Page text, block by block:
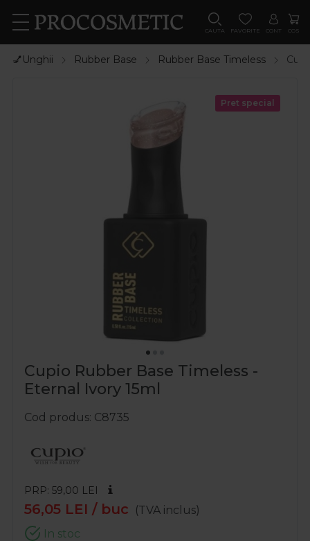
CAUTA FAVORITE CONT COS
💅Unghii Rubber Base Rubber Base Timeless
Pret special
Cupio Rubber Base Timeless -
Eternal Ivory 15ml
Cod produs C8735
PRP: 59,00 LEI
56,05 LEI / buc
(TVA inclus)
In stoc